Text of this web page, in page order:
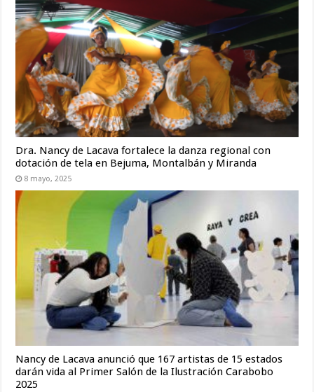
Dra. Nancy de Lacava fortalece la danza regional con
dotación de tela en Bejuma, Montalbán y Miranda
8 mayo, 2025
Nancy de Lacava anunció que 167 artistas de 15 estados
darán vida al Primer Salón de la Ilustración Carabobo
2025